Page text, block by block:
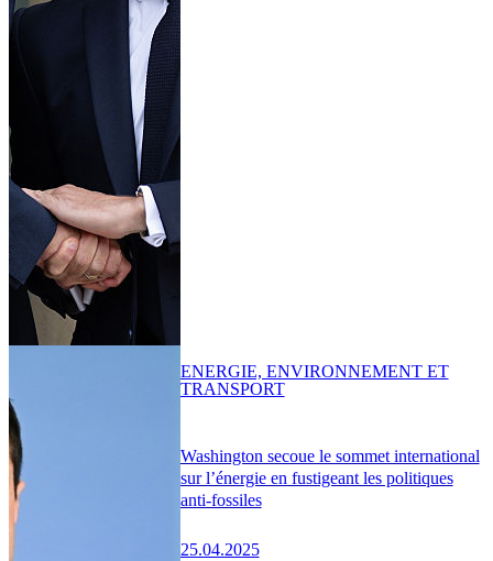
Washington secoue le sommet international
sur l’énergie en fustigeant les politiques
anti-fossiles
25.04.2025
ENERGIE, ENVIRONNEMENT ET
TRANSPORT